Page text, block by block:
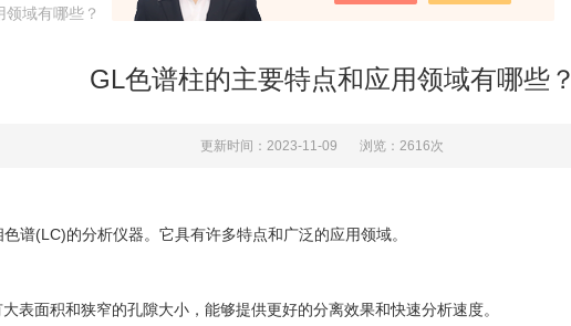
域有哪些？
GL色谱柱的主要特点和应用领域有哪些？
更新时间：2023-11-09 浏览：2616次
谱(LC)的分析仪器。它具有许多特点和广泛的应用领域。
面积和狭窄的孔隙大小，能够提供更好的分离效果和快速分析速度。